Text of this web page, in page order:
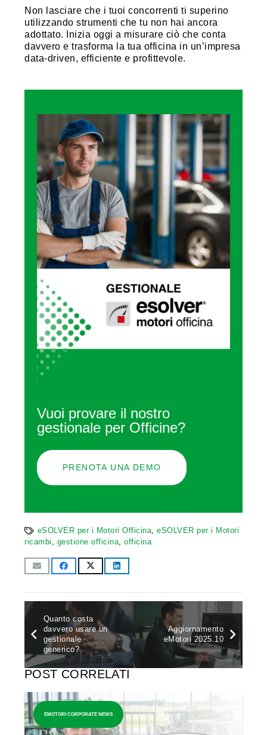
Non lasciare che i tuoi concorrenti ti superino
utilizzando strumenti che tu non hai ancora
adottato. Inizia oggi a misurare ciò che conta
davvero e trasforma la tua officina in un’impresa
data-driven, efficiente e profittevole.
Vuoi provare il nostro
gestionale per Officine?
PRENOTA UNA DEMO
eSOLVER per i Motori Officina,eSOLVER per i Motori
ricambi , gestione officina, officina
Quanto costa
davvero usare un
gestionale
generico?
Aggiornamento
eMotori 2025.10
POST CORRELATI
EMOTORI CORPORATE NEWS